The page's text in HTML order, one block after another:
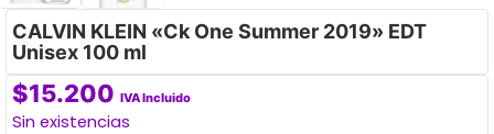
CALVIN KLEIN «Ck One Summer 2019» EDT
Unisex 100 ml
$15.200 IVA Incluido
Sin existencias